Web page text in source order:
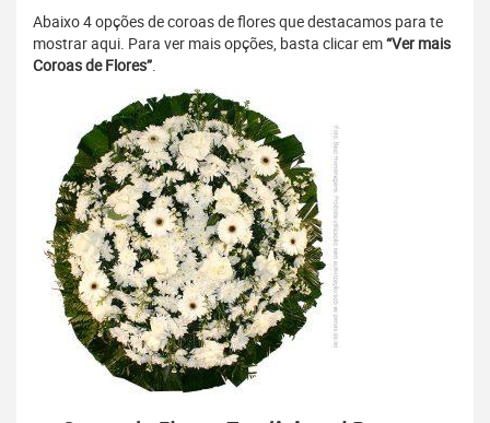
Abaixo 4 opções de coroas de flores que destacamos para te
mostrar aqui. Para ver mais opções, basta clicar em“Ver mais
Coroas de Flores”.